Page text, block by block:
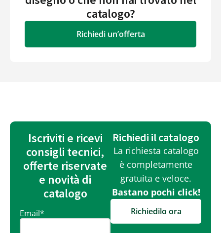
catalogo?
Richiedi un’offerta
Iscriviti e ricevi
consigli tecnici,
offerte riservate
e novità di
catalogo
Email*
Richiedi il catalogo
La richiesta catalogo
è completamente
gratuita e veloce.
Bastano pochi click!
Richiedilo ora